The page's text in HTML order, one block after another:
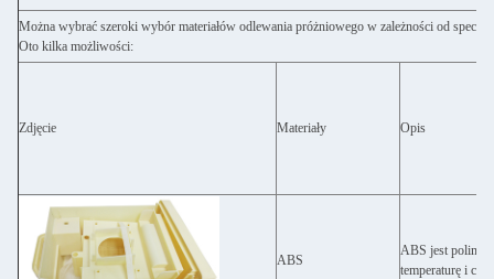
Można wybrać szeroki wybór materiałów odlewania próżniowego w zależności od
Oto kilka możliwości:
Zdjęcie Materiały Opis
ABS
ABS jest
temperaturę i